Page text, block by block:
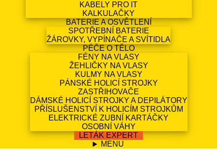
KABELY PRO IT
KALKULAČKY
BATERIE A OSVĚTLENÍ
SPOTŘEBNÍ BATERIE
ŽÁROVKY, VYPÍNAČE A SVÍTIDLA
PÉČE O TĚLO
FÉNY NA VLASY
ŽEHLIČKY NA VLASY
KULMY NA VLASY
PÁNSKÉ HOLICÍ STROJKY
ZASTŘIHOVAČE
DÁMSKÉ HOLICÍ STROJKY A DEPILÁTORY
PŘÍSLUŠENSTVÍ K HOLICÍM STROJKŮM
ELEKTRICKÉ ZUBNÍ KARTÁČKY
OSOBNÍ VÁHY
LETÁK EXPERT
MENU